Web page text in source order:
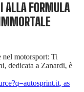
ALLA FORMULA
nel motorsport: Ti
dedicata a Zanardi, è
, as